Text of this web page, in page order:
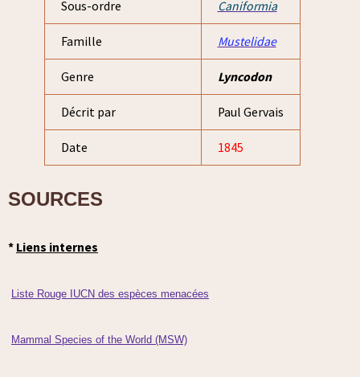
Sous-ordre Caniformia
Famille Mustelidae
Genre Lyncodon
Décrit par Paul Gervais
Date 1845
SOURCES
* Liens internes
Liste Rouge IUCN des espèces menacées
Mammal Species of the World (MSW)